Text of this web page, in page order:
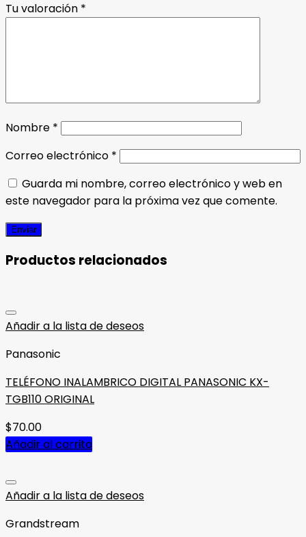
Tu valoración *
Nombre *
Correo electrónico *
Guarda mi nombre, correo electrónico y web en
este navegador para la próxima vez que comente.
Productos relacionados
Añadir a la lista de deseos
Panasonic
TELÉFONO INALAMBRICO DIGITAL PANASONIC KX-
TGB110 ORIGINAL
$70.00
Añadir al carrito
Añadir a la lista de deseos
Grandstream